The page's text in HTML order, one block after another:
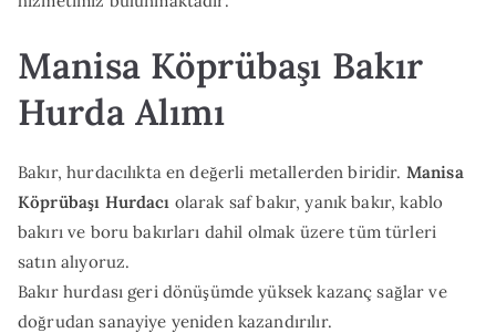
Manisa Köprübaşı Bakır
Hurda Alımı
Bakır, hurdacılıkta en değerli metallerden biridir. Manisa
Köprübaşı Hurdacı olarak saf bakır, yanık bakır, kablo
bakırı ve boru bakırları dahil olmak üzere tüm türleri
satın alıyoruz.
Bakır hurdası geri dönüşümde yüksek kazanç sağlar ve
doğrudan sanayiye yeniden kazandırılır.